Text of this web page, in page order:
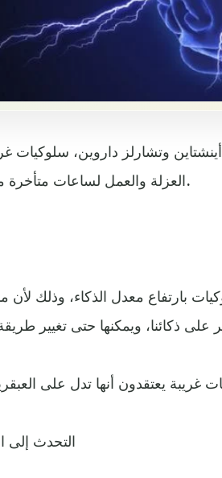
وتشارلز داروين، سلوكيات
العزلة والعمل لساعات متأخرة من الليل.
بارتفاع معدل الذكاء، وذلك لأن
1. التحدث